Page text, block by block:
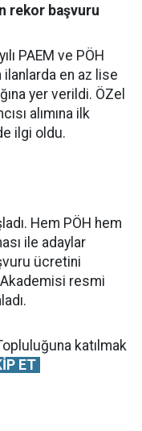
rekor başvuru
PAEM ve PÖH
ilanlarda en az lise
yer verildi. ÖZel
alımına ilk
ilgi oldu.
Hem PÖH hem
ile adaylar
ücretini
Akademisi resmi
katılmak
ET